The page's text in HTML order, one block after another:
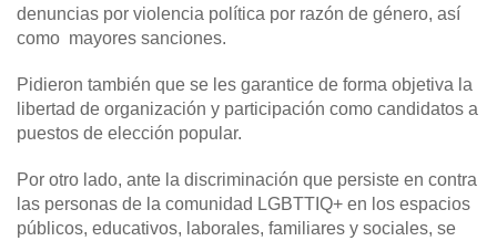
denuncias por violencia política por razón de género, así
como mayores sanciones.
Pidieron también que se les garantice de forma objetiva la
libertad de organización y participación como candidatos a
puestos de elección popular.
Por otro lado, ante la discriminación que persiste en contra
las personas de la comunidad LGBTTIQ+ en los espacios
públicos, educativos, laborales, familiares y sociales, se